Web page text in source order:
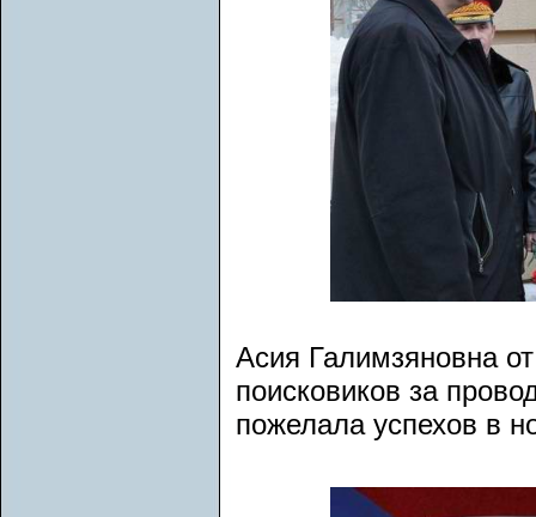
Асия Галимзяновна
поисковиков за
пожелала успехов в